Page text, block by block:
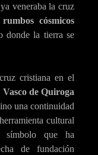
veneraba la cruz
cósmicos
donde la tierra se
cristiana en el
Vasco de Quiroga
una continuidad
cultural
símbolo que ha
de fundación